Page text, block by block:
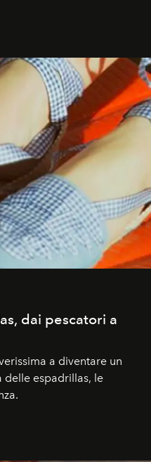
dai pescatori a
a diventare un
delle espadrillas, le